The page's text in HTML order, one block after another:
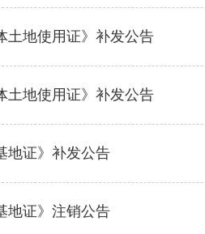
土地使用证》补发公告
土地使用证》补发公告
地证》补发公告
地证》注销公告